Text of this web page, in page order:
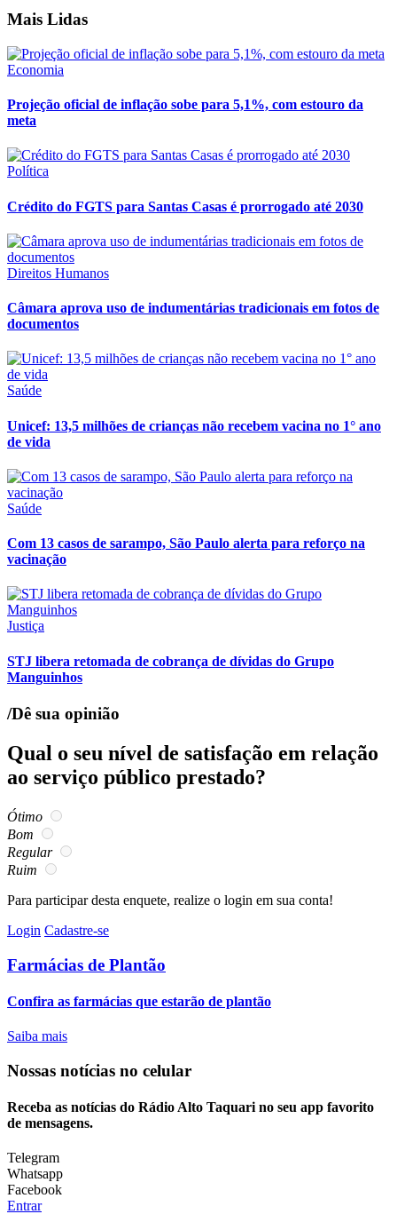
Mais Lidas
Economia
Projeção oficial de inflação sobe para 5,1%, com estouro da
meta
Política
Crédito do FGTS para Santas Casas é prorrogado até 2030
Direitos Humanos
Câmara aprova uso de indumentárias tradicionais em fotos de
documentos
Saúde
Unicef: 13,5 milhões de crianças não recebem vacina no 1° ano
de vida
Saúde
Com 13 casos de sarampo, São Paulo alerta para reforço na
vacinação
Justiça
STJ libera retomada de cobrança de dívidas do Grupo
Manguinhos
/Dê sua opinião
Qual o seu nível de satisfação em relação
ao serviço público prestado?
Ótimo
Bom
Regular
Ruim
Para participar desta enquete, realize o login em sua conta!
Login Cadastre-se
Farmácias de Plantão
Confira as farmácias que estarão de plantão
Saiba mais
Nossas notícias no celular
Receba as notícias do Rádio Alto Taquari no seu app favorito
de mensagens.
Telegram
Whatsapp
Facebook
Entrar